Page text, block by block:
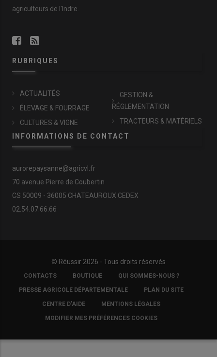
agriculteurs de l'Indre.
RUBRIQUES
ACTUALITÉS
ÉLEVAGE & FOURRAGE
CULTURES & VIGNE
GESTION &
RÉGLEMENTATION
TRACTEURS & MATÉRIELS
INFORMATIONS DE CONTACT
aurorepaysanne@agricvl.fr
70 avenue Pierre de Coubertin
CS 50009 - 36005 CHATEAUROUX CEDEX
02.54.07.66.66
© Réussir 2026 - Tous droits réservés
FOOTER
COPYRIGHT
CONTACTS BOUTIQUE QUI SOMMES-NOUS ?
PRESSE AGRICOLE DÉPARTEMENTALE PLAN DU SITE
CENTRE D'AIDE MENTIONS LÉGALES
MODIFIER MES PRÉFÉRENCES COOKIES